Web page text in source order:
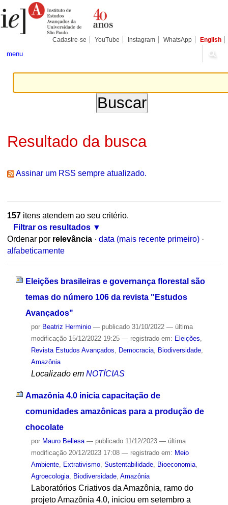
para
conteúdo.
Pessoais
Cadastre-se YouTube Instagram WhatsApp English
menu
Resultado da busca
Assinar um RSS sempre atualizado.
157itens atendem ao seu critério.
Filtrar os resultados
Ordenar por relevância · data (mais recente primeiro) ·
alfabeticamente
Eleições brasileiras e governança florestal são
temas do número 106 da revista "Estudos
Avançados"
por Beatriz Herminio — publicado31/10/2022 — última
modificação15/12/2022 19:25 — registrado em: Eleições
Revista Estudos Avançados
Democracia, Biodiversidade,
Amazônia
Localizado em NOTÍCIAS
Amazônia 4.0 inicia capacitação de
comunidades amazônicas para a produção de
chocolate
por Mauro Bellesa — publicado11/12/2023 — última
modificação20/12/2023 17:08 — registrado em: Meio
Ambiente, Extrativismo, Sustentabilidade, Bioeconomia,
Agroecologia, Biodiversidade, Amazônia
Laboratórios Criativos da Amazônia, ramo do
projeto Amazônia 4.0, iniciou em setembro a